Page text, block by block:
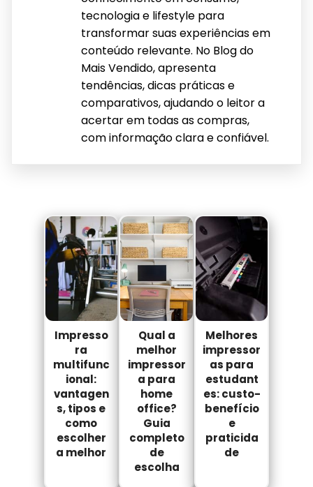
tecnologia e lifestyle para
transformar suas experiências em
conteúdo relevante. No Blog do
Mais Vendido, apresenta
tendências, dicas práticas e
comparativos, ajudando o leitor a
acertar em todas as compras,
com informação clara e confiável.
Impresso
ra
multifunc
ional:
vantagen
s, tipos e
como
escolher
a melhor
Qual a
melhor
impressor
a para
home
office?
Guia
completo
de
escolha
Melhores
impressor
as para
estudant
es: custo-
benefício
e
praticida
de